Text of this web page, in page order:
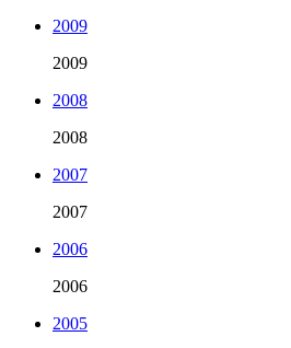
2009
2009
2008
2008
2007
2007
2006
2006
2005